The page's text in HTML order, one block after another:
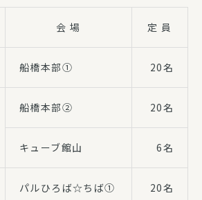
会 場 定 員
船橋本部① 20名
船橋本部② 20名
キューブ館山 6名
パルひろば☆ちば① 20名